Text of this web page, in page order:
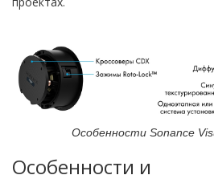
Особенности Sonance
Особенности и